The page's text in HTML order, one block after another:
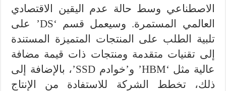
الاصطناعي وسط حالة عدم اليقين الاقتصادي
العالمي المستمرة. وسيعمل قسم ‘DS’ على
تلبية الطلب على المنتجات المتميزة المستندة
إلى تقنيات متقدمة ومنتجات ذات قيمة مضافة
عالية مثل ‘HBM’ و’خوادم SSD’، بالإضافة إلى
ذلك، تخطط الشركة للاستفادة من الإنتاج